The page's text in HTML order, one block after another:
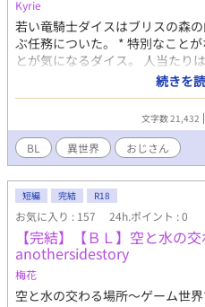
Kyrie
若い竜騎士ダイスはブリスの森
ぶ任務についた。 * 特別なこと
とが気になるダイス。 人当たり
が伝わってこないザムエル。 好
飛竜のエミュ。 * 不定期更新 *
続きを
文字数 21,432
BL 異世界 おじさん
短編 完結 R18
お気に入り : 157 24h.ポイント : 0
【完結】【ＢＬ】空と水の
anothersidestory
梅花
空と水の交わる場所～ゲーム世